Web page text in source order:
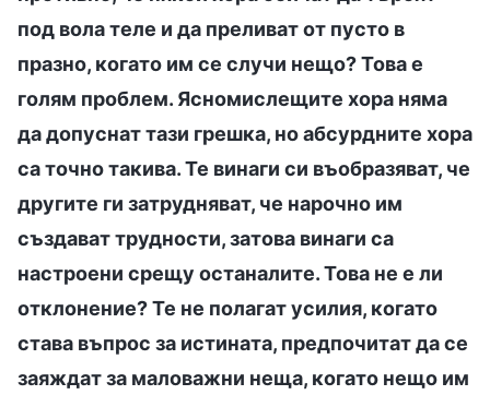
под вола теле и да преливат от пусто в
празно, когато им се случи нещо? Това е
голям проблем. Ясномислещите хора няма
да допуснат тази грешка, но абсурдните хора
са точно такива. Те винаги си въобразяват, че
другите ги затрудняват, че нарочно им
създават трудности, затова винаги са
настроени срещу останалите. Това не е ли
отклонение? Те не полагат усилия, когато
става въпрос за истината, предпочитат да се
заяждат за маловажни неща, когато нещо им